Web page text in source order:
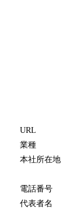
URL
業種
本社所在地
電話番号
代表者名